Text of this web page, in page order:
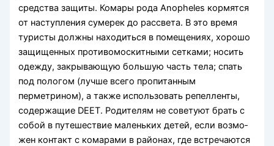
средства защиты. Комары рода Anopheles кормятся
от наступления сумерек до рассвета. В это время
туристы должны находиться в помещениях, хо­рошо
защищенных противомоскитными сетками; носить
одежду, закрывающую большую часть тела; спать
под пологом (лучше всего пропитанным
перметрином), а также использовать репелленты,
со­держащие DEET. Родителям не советуют брать с
собой в путешествие маленьких детей, если возмо­
жен контакт с комарами в районах, где встречаются